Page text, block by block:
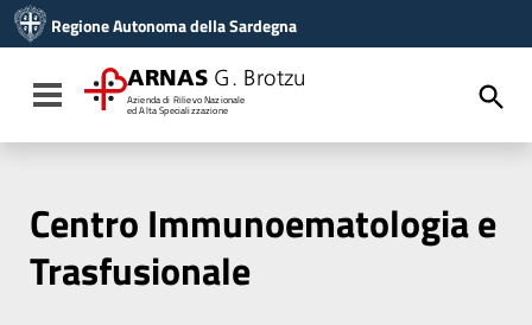
Vai al menu di navigazione
Vai al footer
Regione Autonoma della Sardegna
Toggle navigation
ARNAS G. Brotzu
Azienda di Rilievo Nazionale
ed Alta Specializzazione
Centro Immunoematologia e
Trasfusionale